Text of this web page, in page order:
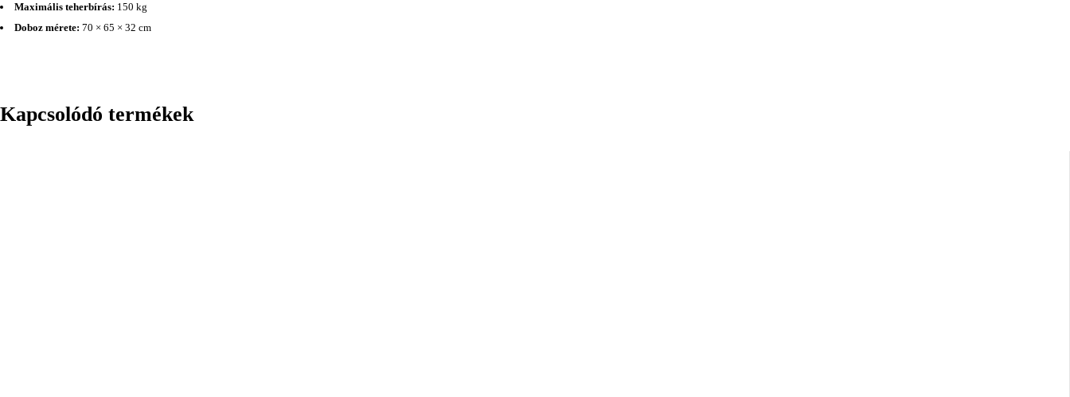
Maximális teherbírás: 150 kg
Doboz mérete: 70 × 65 × 32 cm
Kapcsolódó termékek